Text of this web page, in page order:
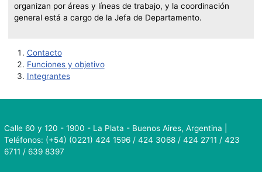
organizan por áreas y líneas de trabajo, y la coordinación
general está a cargo de la Jefa de Departamento.
Contacto
Funciones y objetivo
Integrantes
Calle 60 y 120 - 1900 - La Plata - Buenos Aires, Argentina |
Teléfonos: (+54) (0221) 424 1596 / 424 3068 / 424 2711 / 423
6711 / 639 8397